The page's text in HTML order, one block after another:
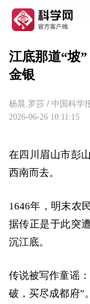
江底那道“坡
金银
杨晨,罗莎 / 中国科学
2026-06-26 10:11:15
在四川眉山市彭
西南而去。
1646年，明末农
据传正是于此突
沉江底。
传说被写作童谣
破，买尽成都府”